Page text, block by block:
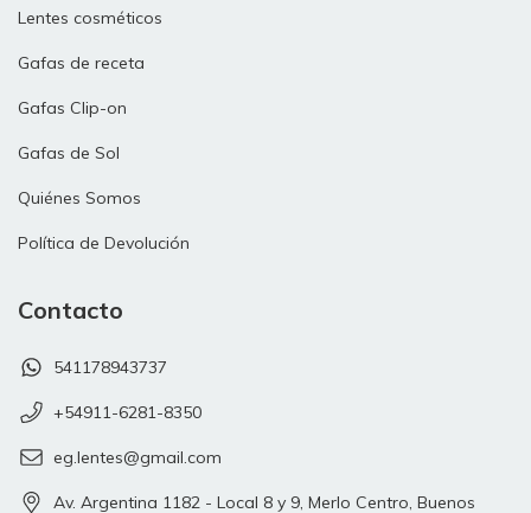
Lentes cosméticos
Gafas de receta
Gafas Clip-on
Gafas de Sol
Quiénes Somos
Política de Devolución
Contacto
541178943737
+54911-6281-8350
eg.lentes@gmail.com
Av. Argentina 1182 - Local 8 y 9, Merlo Centro, Buenos